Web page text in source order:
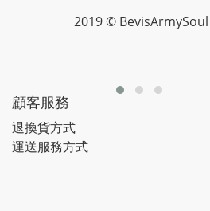
2019 © BevisArmySoul
顧客服務
退換貨方式
運送服務方式